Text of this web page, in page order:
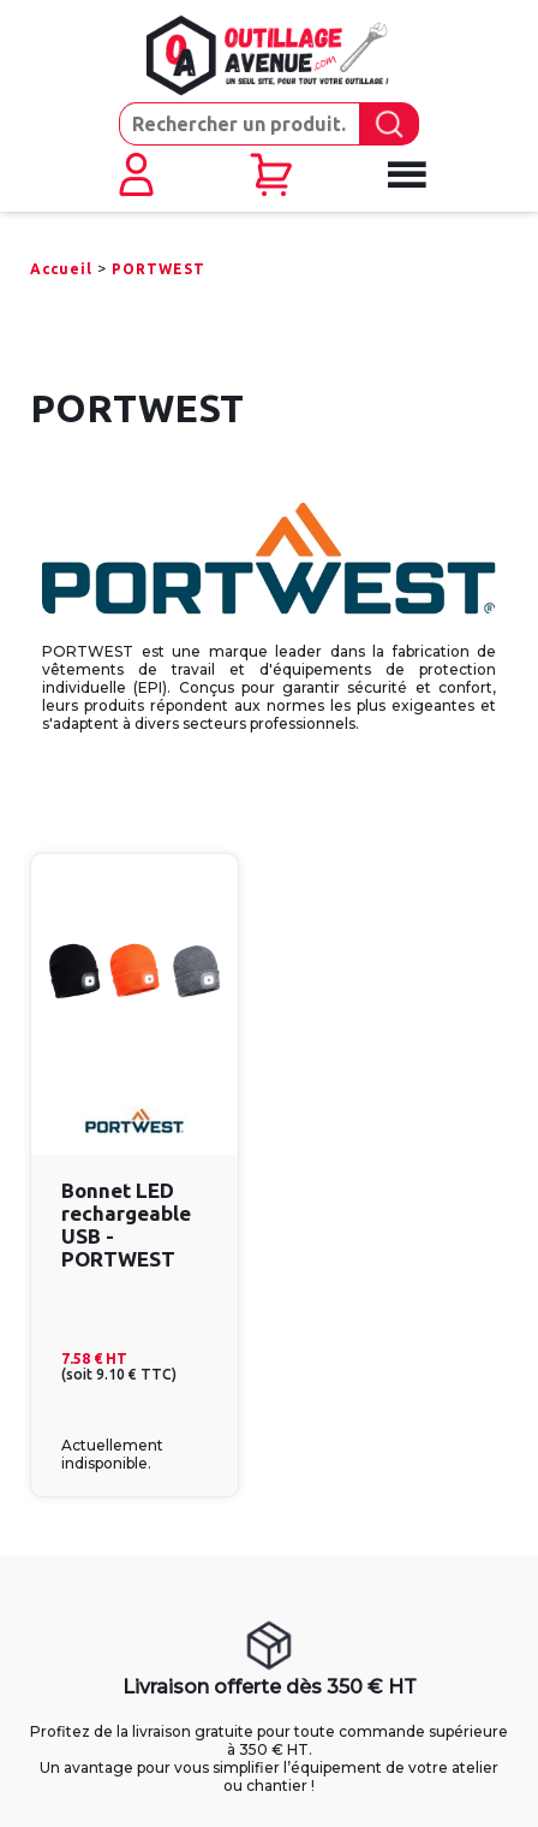
Accueil > PORTWEST
PORTWEST
PORTWEST est une marque leader dans la fabrication de
vêtements de travail et d'équipements de protection
individuelle (EPI). Conçus pour garantir sécurité et confort,
leurs produits répondent aux normes les plus exigeantes et
s'adaptent à divers secteurs professionnels.
Bonnet LED
rechargeable
USB -
PORTWEST
7.58 € HT
(soit 9.10 € TTC)
Actuellement
indisponible.
Livraison offerte dès 350 € HT
Profitez de la livraison gratuite pour toute commande supérieure
à 350 € HT.
Un avantage pour vous simplifier l’équipement de votre atelier
ou chantier !